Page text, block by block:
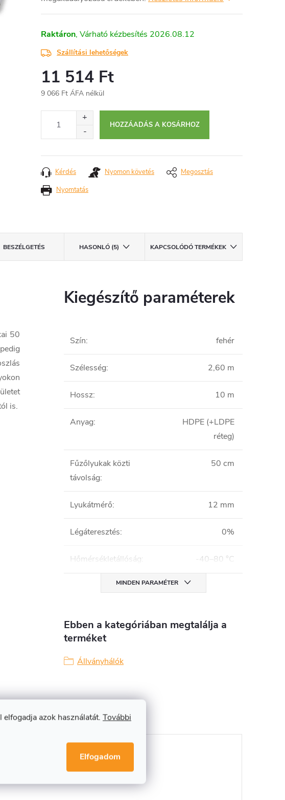
azok használatát. További
Elfogadom
Raktáron 2026.08.12
Szállítási lehetőségek
11 514 Ft
9 066 Ft ÁFA nélkül
HOZZÁADÁS A KOSÁRHOZ
Nyomtatás
Kérdés Nyomon követés Megosztás
BESZÉLGETÉS HASONLÓ (5) KAPCSOLÓDÓ TERMÉKEK
50
is.
Kiegészítő paraméterek
Szín: fehér
Szélesség: 2,60 m
Hossz: 10 m
Anyag:
HDPE (+LDPE
réteg)
Fűzőlyukak közti
távolság:
50 cm
Lyukátmérő: 12 mm
Légáteresztés: 0%
Hőmérsékletállóság: -40–80 °C
MINDEN PARAMÉTER
Ebben a kategóriában megtalálja a
terméket
Állványhálók